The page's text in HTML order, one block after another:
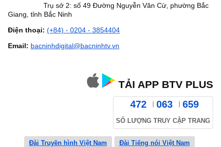
Trụ sở 2: số 49 Đường Nguyễn Văn Cừ, phường Bắc
Giang, tỉnh Bắc Ninh
Điện thoại: (+84) - 0204 - 3854404
Email: bacninhdigital@bacninhtv.vn
TẢI APP BTV PLUS
472 063 659
SỐ LƯỢNG TRUY CẬP TRANG
Đài Truyền hình Việt Nam Đài Tiếng nói Việt Nam